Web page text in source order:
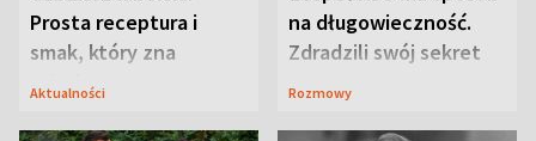
Prosta receptura i
smak, który zna
Lubelszczyzna
Aktualności
na długowieczność.
Zdradzili swój sekret
Rozmowy